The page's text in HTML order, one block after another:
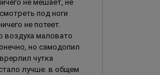
не мешает, не
под ноги
не потеет.
воздуха маловато
но самодопил
чутка
лучше. в общем